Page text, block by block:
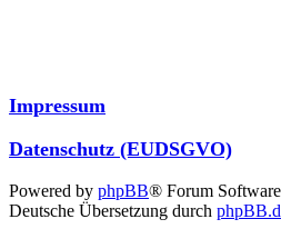
Impressum
Datenschutz (EUDSGVO)
Powered by phpBB® Forum
Deutsche Übersetzung durch